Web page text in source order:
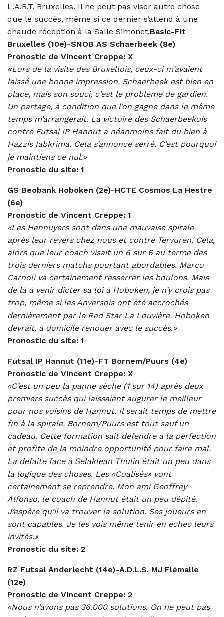
L.A.R.T. Bruxelles. Il ne peut pas viser autre chose
que le succès, même si ce dernier s’attend à une
chaude réception à la Salle Simonet.Basic-Fit
Bruxelles (10e)-SNOB AS Schaerbeek (8e)
Pronostic de Vincent Creppe: X
«Lors de la visite des Bruxellois, ceux-ci m’avaient
laissé une bonne impression. Schaerbeek est bien en
place, mais son souci, c’est le problème de gardien.
Un partage, à condition que l’on gagne dans le même
temps m’arrangerait. La victoire des Schaerbeekois
contre Futsal IP Hannut a néanmoins fait du bien à
Hazzis Iabkrima. Cela s’annonce serré. C’est pourquoi
je maintiens ce nul.»
Pronostic du site: 1
GS Beobank Hoboken (2e)-HCTE Cosmos La Hestre
(6e)
Pronostic de Vincent Creppe: 1
«Les Hennuyers sont dans une mauvaise spirale
après leur revers chez nous et contre Tervuren. Cela,
alors que leur coach visait un 6 sur 6 au terme des
trois derniers matchs pourtant abordables. Marco
Carnoli va certainement resserrer les boulons. Mais
de là à venir dicter sa loi à Hoboken, je n’y crois pas
trop, même si les Anversois ont été accrochés
dernièrement par le Red Star La Louvière. Hoboken
devrait, à domicile renouer avec le succès.»
Pronostic du site: 1
Futsal IP Hannut (11e)-FT Bornem/Puurs (4e)
Pronostic de Vincent Creppe: X
«C’est un peu la panne sèche (1 sur 14) après deux
premiers succès qui laissaient augurer le meilleur
pour nos voisins de Hannut. Il serait temps de mettre
fin à la spirale. Bornem/Puurs est tout sauf un
cadeau. Cette formation sait défendre à la perfection
et profite de la moindre opportunité pour faire mal.
La défaite face à Selaklean Thulin était un peu dans
la logique des choses. Les «Coalisés» vont
certainement se reprendre. Mon ami Geoffrey
Alfonso, le coach de Hannut était un peu dépité.
J’espère qu’il va trouver la solution. Ses joueurs en
sont capables. Je les vois même tenir en échec leurs
invités.»
Pronostic du site: 2
RZ Futsal Anderlecht (14e)-A.D.L.S. MJ Flémalle
(12e)
Pronostic de Vincent Creppe: 2
«Nous n’avons pas 36.000 solutions. On ne peut pas